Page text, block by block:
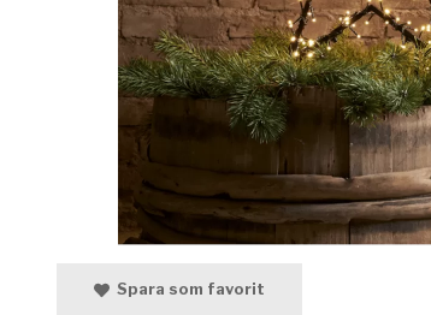
Spara som favorit